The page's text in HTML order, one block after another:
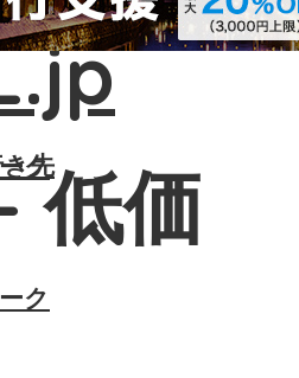
先
ク
先
ク
低価